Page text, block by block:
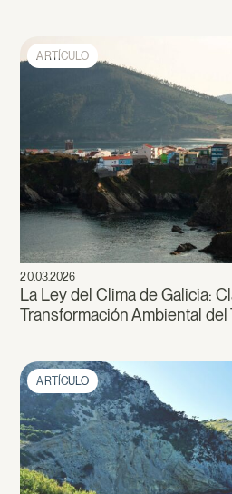
ARTÍCULO
20.03.2026
La Ley del Clima de Galicia:
Transformación Ambiental del
ARTÍCULO